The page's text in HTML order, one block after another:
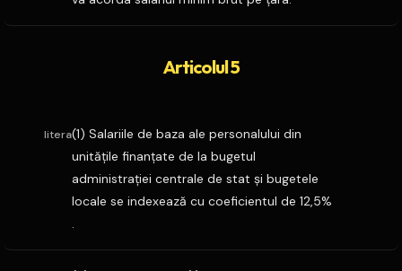
Articolul 5
litera(1) Salariile de baza ale personalului din
unităţile finanţate de la bugetul
administraţiei centrale de stat şi bugetele
locale se indexează cu coeficientul de 12,5%
.